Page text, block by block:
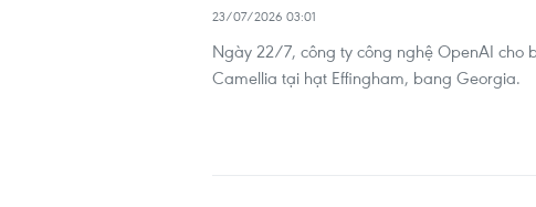
23/07/2026 03:01
Ngày 22/7, công ty công nghệ OpenAI cho
Camellia tại hạt Effingham, bang Georgia.